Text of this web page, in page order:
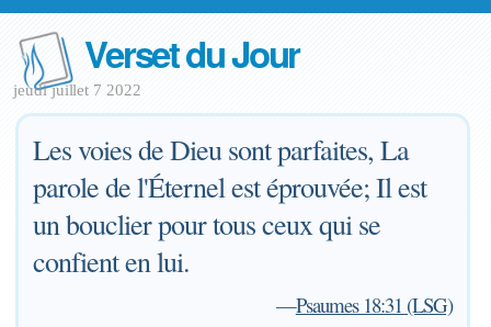
Verset du Jour
jeudi juillet 7 2022
Les voies de Dieu sont parfaites, La
parole de l'Éternel est éprouvée; Il est
un bouclier pour tous ceux qui se
confient en lui.
—Psaumes 18:31 (LSG)